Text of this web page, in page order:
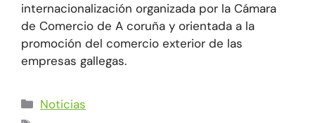
internacionalización organizada por la Cámara
de Comercio de A coruña y orientada a la
promoción del comercio exterior de las
empresas gallegas.
Noticias